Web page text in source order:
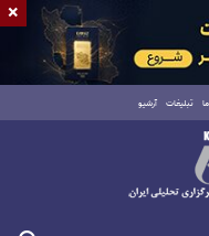
تبلیغات آرشیو
×